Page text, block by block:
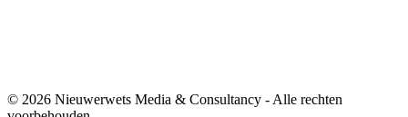
© 2026 Nieuwerwets Media & Consultancy - Alle rechten